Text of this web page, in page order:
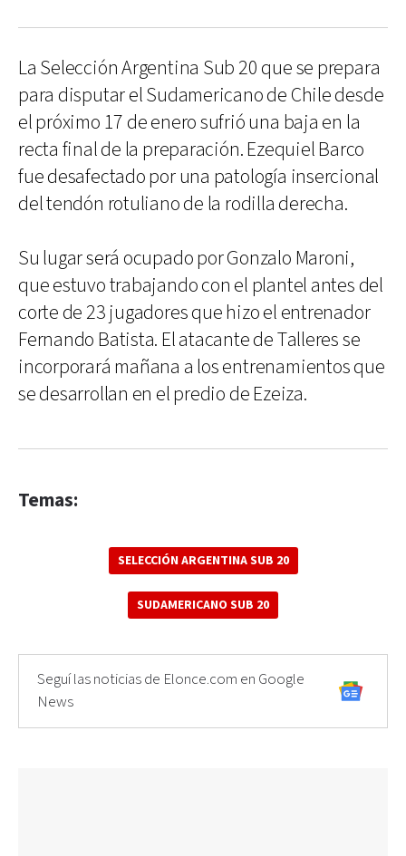
La Selección Argentina Sub 20 que se prepara
para disputar el Sudamericano de Chile desde
el próximo 17 de enero sufrió una baja en la
recta final de la preparación. Ezequiel Barco
fue desafectado por una patología insercional
del tendón rotuliano de la rodilla derecha.
Su lugar será ocupado por Gonzalo Maroni,
que estuvo trabajando con el plantel antes del
corte de 23 jugadores que hizo el entrenador
Fernando Batista. El atacante de Talleres se
incorporará mañana a los entrenamientos que
se desarrollan en el predio de Ezeiza.
Temas:
SELECCIÓN ARGENTINA SUB 20
SUDAMERICANO SUB 20
Seguí las noticias de Elonce.com en Google
News